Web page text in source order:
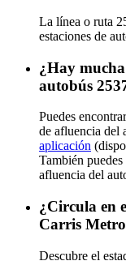
La línea o ruta
estaciones de
¿Hay
autobús
Puedes
de afluencia del
aplicación
También
afluencia del
¿Circula en
Carris
Descubre el